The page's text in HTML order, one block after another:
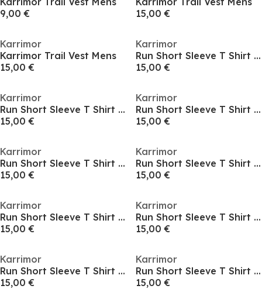
9,00 €
15,00 €
Karrimor
Karrimor Trail Vest Mens
15,00 €
Karrimor
Run Short Sleeve T Shirt Mens
15,00 €
Karrimor
Run Short Sleeve T Shirt Mens
15,00 €
Karrimor
Run Short Sleeve T Shirt Mens
15,00 €
Karrimor
Run Short Sleeve T Shirt Mens
15,00 €
Karrimor
Run Short Sleeve T Shirt Mens
15,00 €
Karrimor
Run Short Sleeve T Shirt Mens
15,00 €
Karrimor
Run Short Sleeve T Shirt Mens
15,00 €
Karrimor
Run Short Sleeve T Shirt Mens
15,00 €
Karrimor
Run Short Sleeve T Shirt Mens
15,00 €